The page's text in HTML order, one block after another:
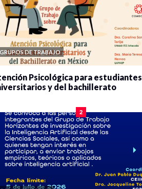
GRUPOS DE TRABAJO
Psicológica para estudiantes
y del bachillerato
2